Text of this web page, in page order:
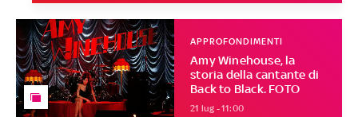
Amy Winehouse, la
storia della cantante di
Back to Black. FOTO
APPROFONDIMENTI
21 lug - 11:00